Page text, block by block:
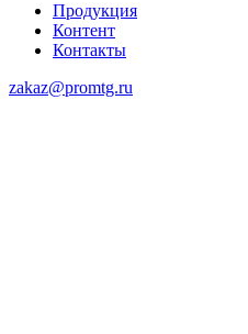
Продукция
Контент
Контакты
zakaz@promtg.ru